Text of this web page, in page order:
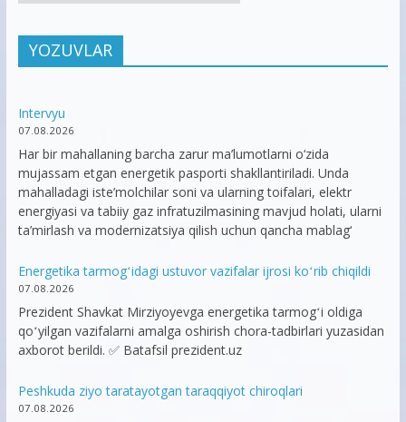
YOZUVLAR
Intervyu
07.08.2026
Har bir mahallaning barcha zarur ma’lumotlarni o‘zida
mujassam etgan energetik pasporti shakllantiriladi. Unda
mahalladagi iste’molchilar soni va ularning toifalari, elektr
energiyasi va tabiiy gaz infratuzilmasining mavjud holati, ularni
ta’mirlash va modernizatsiya qilish uchun qancha mablag‘
Energetika tarmogʻidagi ustuvor vazifalar ijrosi koʻrib chiqildi
07.08.2026
Prezident Shavkat Mirziyoyevga energetika tarmogʻi oldiga
qoʻyilgan vazifalarni amalga oshirish chora-tadbirlari yuzasidan
axborot berildi. ✅ Batafsil prezident.uz
Peshkuda ziyo taratayotgan taraqqiyot chiroqlari
07.08.2026